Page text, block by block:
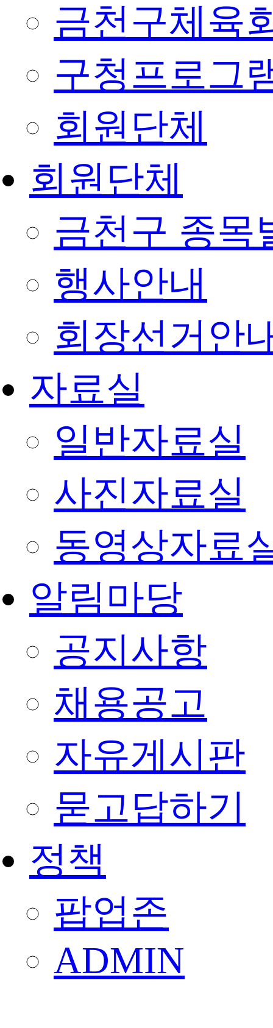
금천구체육
구청프로그
회원단체
회원단체
금천구 종목
행사안내
회장선거안
자료실
일반자료실
사진자료실
동영상자료
알림마당
공지사항
채용공고
자유게시판
묻고답하기
정책
팝업존
ADMIN